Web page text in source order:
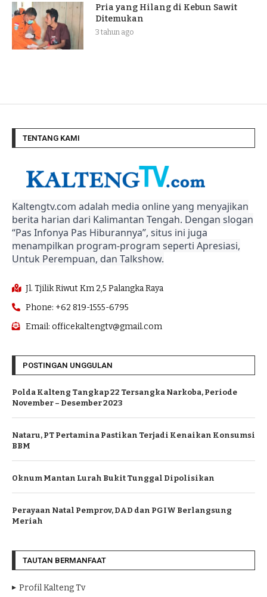
Pria yang Hilang di Kebun Sawit
Ditemukan
3 tahun ago
TENTANG KAMI
Kaltengtv.com adalah media online yang menyajikan
berita harian dari Kalimantan Tengah. Dengan slogan
“Pas Infonya Pas Hiburannya”, situs ini juga
menampilkan program-program seperti Apresiasi,
Untuk Perempuan, dan Talkshow.
Jl. Tjilik Riwut Km 2,5 Palangka Raya
Phone: +62 819-1555-6795
Email: officekaltengtv@gmail.com
POSTINGAN UNGGULAN
Polda Kalteng Tangkap 22 Tersangka Narkoba, Periode
November – Desember 2023
Nataru, PT Pertamina Pastikan Terjadi Kenaikan Konsumsi
BBM
Oknum Mantan Lurah Bukit Tunggal Dipolisikan
Perayaan Natal Pemprov, DAD dan PGIW Berlangsung
Meriah
TAUTAN BERMANFAAT
Profil Kalteng Tv